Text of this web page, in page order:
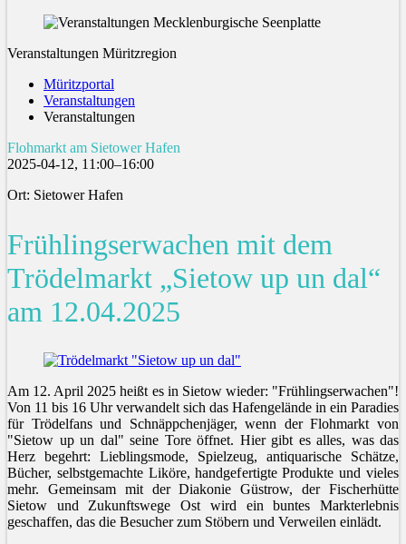
Veranstaltungen Müritzregion
Müritzportal
Veranstaltungen
Veranstaltungen
Flohmarkt am Sietower Hafen
2025-04-12, 11:00–16:00
Ort: Sietower Hafen
Frühlingserwachen mit dem
Trödelmarkt „Sietow up un dal“
am 12.04.2025
Am 12. April 2025 heißt es in Sietow wieder: "Frühlingserwachen"!
Von 11 bis 16 Uhr verwandelt sich das Hafengelände in ein Paradies
für Trödelfans und Schnäppchenjäger, wenn der Flohmarkt von
"Sietow up un dal" seine Tore öffnet. Hier gibt es alles, was das
Herz begehrt: Lieblingsmode, Spielzeug, antiquarische Schätze,
Bücher, selbstgemachte Liköre, handgefertigte Produkte und vieles
mehr. Gemeinsam mit der Diakonie Güstrow, der Fischerhütte
Sietow und Zukunftswege Ost wird ein buntes Markterlebnis
geschaffen, das die Besucher zum Stöbern und Verweilen einlädt.